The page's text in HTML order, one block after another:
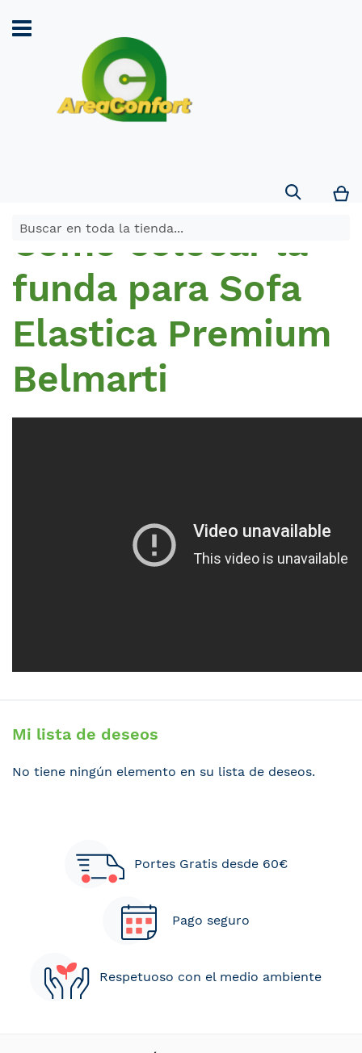
Search
Como colocar la
funda para Sofa
Elastica Premium
Belmarti
Mi lista de deseos
No tiene ningún elemento en su lista de deseos.
Portes Gratis desde 60€
Pago seguro
Respetuoso con el medio ambiente